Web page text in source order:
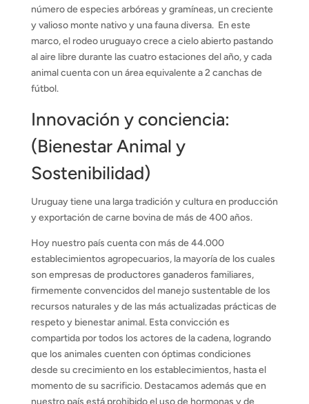
número de especies arbóreas y gramíneas, un creciente
y valioso monte nativo y una fauna diversa. En este
marco, el rodeo uruguayo crece a cielo abierto pastando
al aire libre durante las cuatro estaciones del año, y cada
animal cuenta con un área equivalente a 2 canchas de
fútbol.
Innovación y conciencia:
(Bienestar Animal y
Sostenibilidad)
Uruguay tiene una larga tradición y cultura en producción
y exportación de carne bovina de más de 400 años.
Hoy nuestro país cuenta con más de 44.000
establecimientos agropecuarios, la mayoría de los cuales
son empresas de productores ganaderos familiares,
firmemente convencidos del manejo sustentable de los
recursos naturales y de las más actualizadas prácticas de
respeto y bienestar animal. Esta convicción es
compartida por todos los actores de la cadena, logrando
que los animales cuenten con óptimas condiciones
desde su crecimiento en los establecimientos, hasta el
momento de su sacrificio. Destacamos además que en
nuestro país está prohibido el uso de hormonas y de